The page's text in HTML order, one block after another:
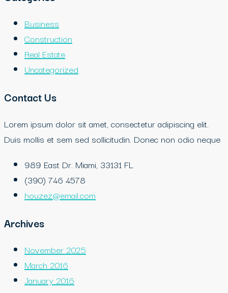
Business
Construction
Real Estate
Uncategorized
Contact Us
Lorem ipsum dolor sit amet, consectetur adipiscing elit.
Duis mollis et sem sed sollicitudin. Donec non odio neque
989 East Dr. Miami, 33131 FL
(390) 746 4578
houzez@email.com
Archives
November 2025
March 2016
January 2016